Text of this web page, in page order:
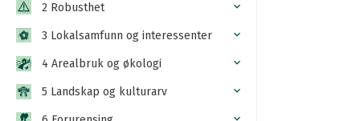
2 Robusthet
3 Lokalsamfunn og interessenter
4 Arealbruk og økologi
5 Landskap og kulturarv